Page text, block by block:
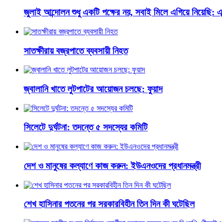
জুলাই আন্দোলন শুধু একটি পক্ষের নয়, সবাই মিলে এগিয়ে নিয়েছি:
সাতক্ষীরায় বজ্রপাতে ব্যবসায়ী নিহত
জ্বালানি খাতে লুটপাটের আয়োজন চলছে: ফুয়াদ
সিলেটে দুর্ঘটনা: তদন্তে ৫ সদস্যের কমিটি
দেশ ও মানুষের কল্যাণে কাজ করুন: ইউএনওদের প্রধানমন্ত্রী
শেখ হাসিনার পতনের পর সরকারবিহীন তিন দিন কী ঘটেছিল